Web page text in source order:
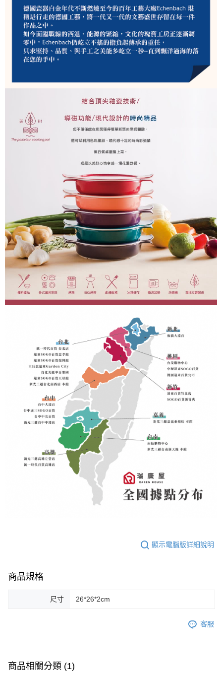
顯示電腦版詳細說明
商品規格
尺寸 26*26*2cm
客服
商品相關分類 (1)